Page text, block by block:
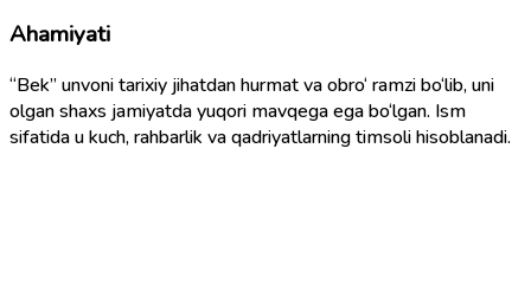
Ahamiyati
“Bek” unvoni tarixiy jihatdan hurmat va obro‘ ramzi bo‘lib, uni
olgan shaxs jamiyatda yuqori mavqega ega bo‘lgan. Ism
sifatida u kuch, rahbarlik va qadriyatlarning timsoli hisoblanadi.